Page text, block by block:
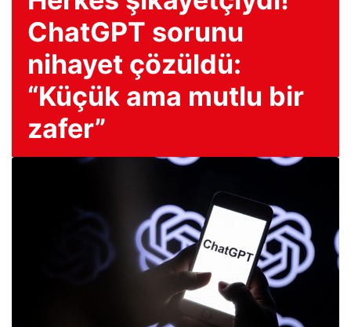
ChatGPT sorunu
nihayet çözüldü:
“Küçük ama mutlu bir
zafer”